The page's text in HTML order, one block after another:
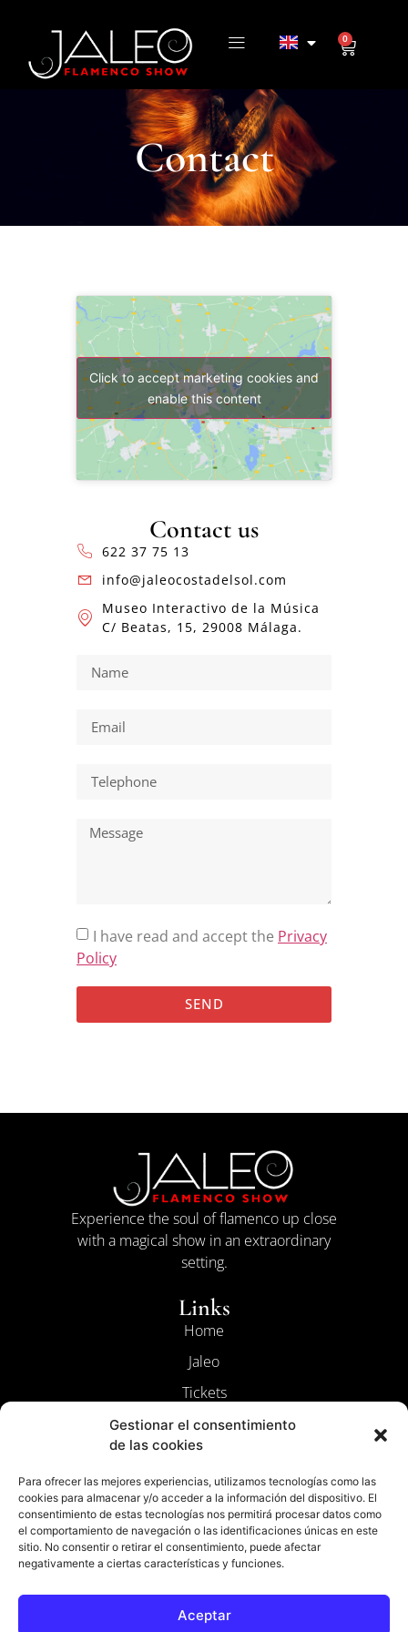
Gestionar el consentimiento
de las cookies
Para ofrecer las mejores experiencias, utilizamos tecnologías como las
cookies para almacenar y/o acceder a la información del dispositivo. El
consentimiento de estas tecnologías nos permitirá procesar datos como
el comportamiento de navegación o las identificaciones únicas en este
sitio. No consentir o retirar el consentimiento, puede afectar
negativamente a ciertas características y funciones.
Aceptar
0
Contact
Click to accept marketing cookies and
enable this content
Contact us
622 37 75 13
info@jaleocostadelsol.com
Museo Interactivo de la Música
C/ Beatas, 15, 29008 Málaga.
I have read and accept the Privacy
Policy
SEND
Experience the soul of flamenco up close
with a magical show in an extraordinary
setting.
Links
Home
Jaleo
Tickets
Contact
The Flamenco
Legal
Terms and Conditions
Cookie Policy